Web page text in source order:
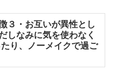
３・お互いが異性とし
しなみに気を使わなく
り、ノーメイクで過ご